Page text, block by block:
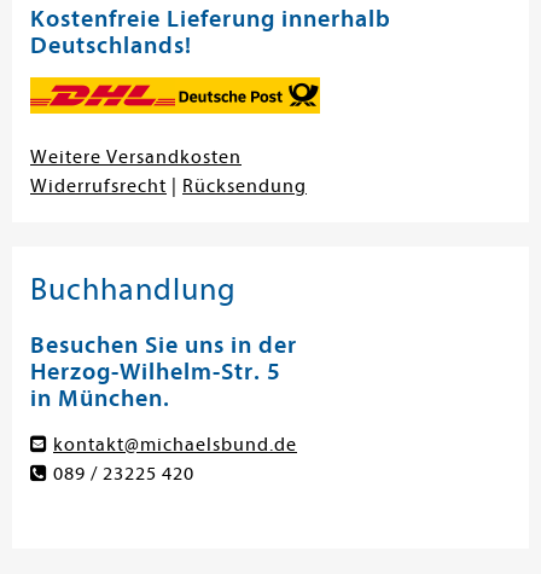
Kostenfreie Lieferung innerhalb
Deutschlands!
Weitere Versandkosten
Widerrufsrecht
Rücksendung
Buchhandlung
Besuchen Sie uns in der
Herzog-Wilhelm-Str. 5
in München.
kontakt@michaelsbund.de
089 / 23225 420